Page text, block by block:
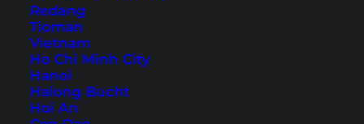
Redang
Tioman
Vietnam
Ho Chi Minh City
Hanoi
Halong Bucht
Hoi An
7. Dragon Crest Mountain
8. Koh Phi Phi Viewpoint
Krabi: Touren und Tickets
Anreise nach Krabi